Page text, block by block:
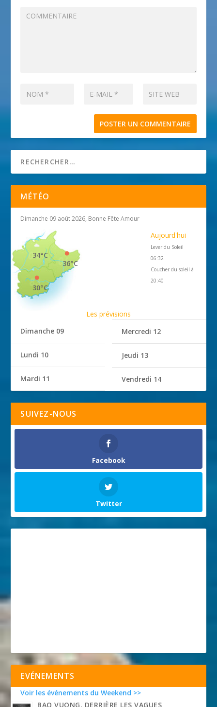
MÉTÉO
Dimanche 09 août 2026, Bonne Fête Amour
36°C
34°C
30°C
Aujourd'hui
Lever du Soleil
06:32
Coucher du soleil à
20:40
Les prévisions
Dimanche 09
Lundi 10
Mardi 11
Mercredi 12
Jeudi 13
Vendredi 14
SUIVEZ-NOUS
Facebook
Twitter
EVÉNEMENTS
Voir les événements du Weekend >>
BAO VUONG, DERRIÈRE LES VAGUES